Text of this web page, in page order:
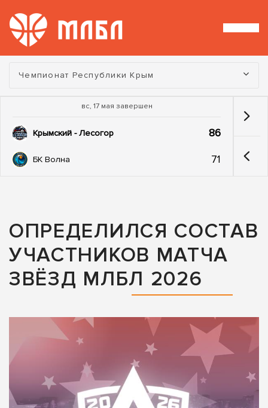
Турнир:
Чемпионат Республики Крым
вс, 17 мая завершен
Крымский - Лесогор 86
БК Волна 71
ОПРЕДЕЛИЛСЯ СОСТАВ
УЧАСТНИКОВ МАТЧА
ЗВЁЗД МЛБЛ 2026